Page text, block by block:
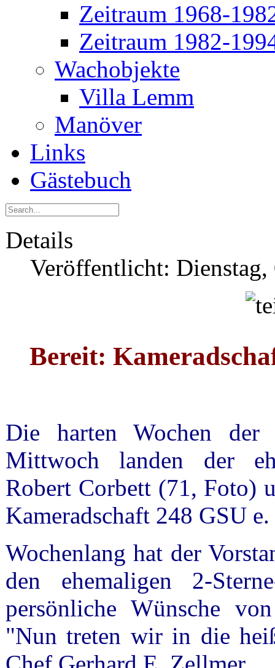
Zeitraum 1968-
Zeitraum 1982-
Wachobjekte
Villa Lemm
Manöver
Links
Gästebuch
Details
Veröffentlicht:
Bereit:
Die harten Wochen
Mittwoch landen der
Robert Corbett (71, Foto)
Kameradschaft 248 GSU
Wochenlang hat der
den ehemaligen 2-
persönliche Wünsche
"Nun treten wir in die